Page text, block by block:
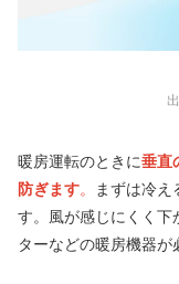
暖房運転のときに垂直
防ぎます。
まずは冷
す。風が感じにくく下
ターなどの暖房機器が